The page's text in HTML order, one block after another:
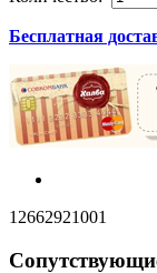
Бесплатная
12662921001